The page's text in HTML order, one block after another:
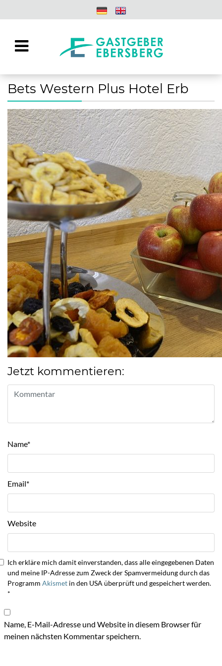
Bets Western Plus Hotel Erb
Jetzt kommentieren:
Name*
Email*
Website
Ich erkläre mich damit einverstanden, dass alle eingegebenen Daten
und meine IP-Adresse zum Zweck der Spamvermeidung durch das
Programm Akismet in den USA überprüft und gespeichert werden.
*
Name, E-Mail-Adresse und Website in diesem Browser für
meinen nächsten Kommentar speichern.